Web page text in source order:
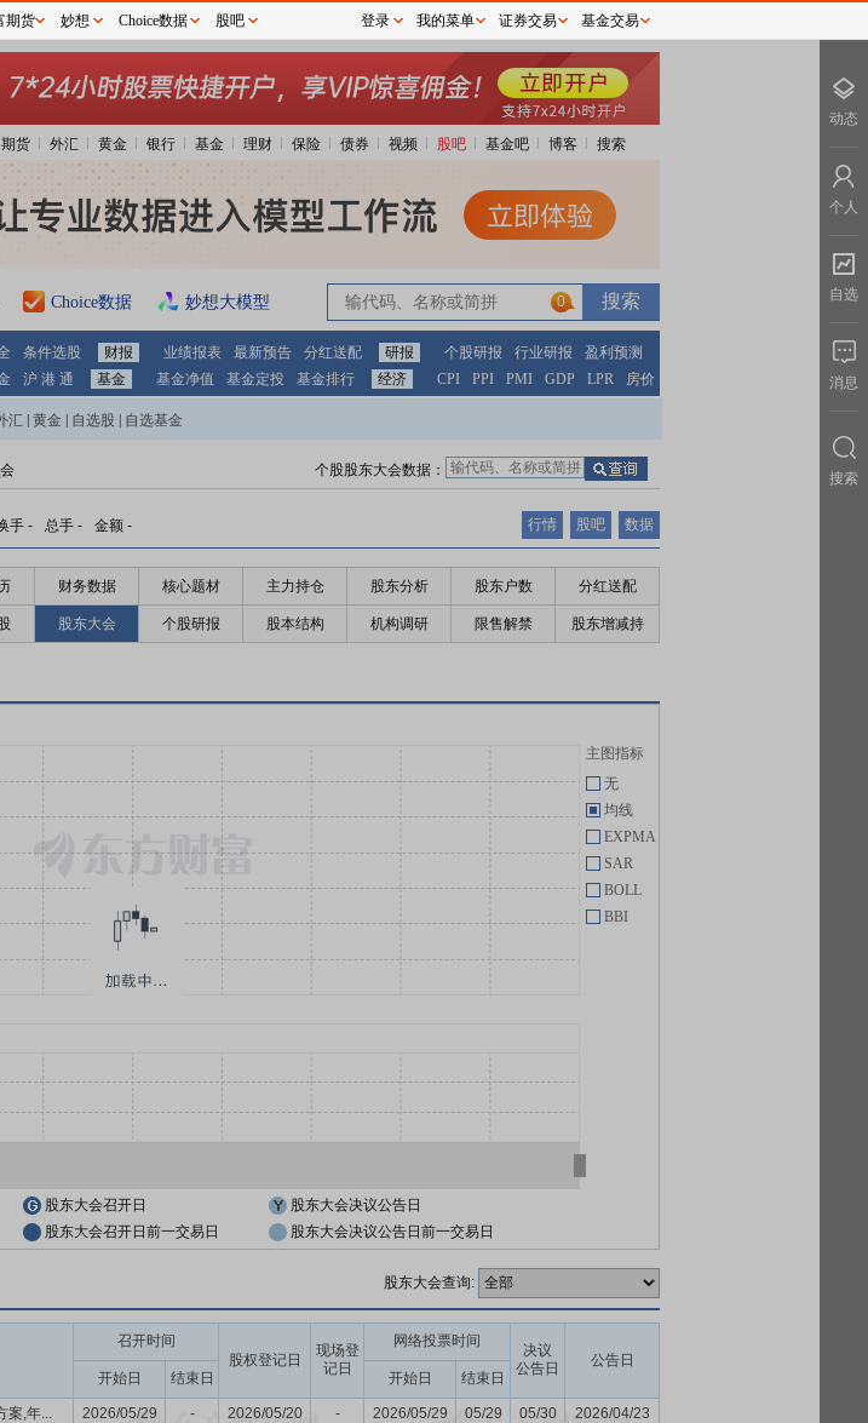
期货 外汇 黄金 银行 基金 理财 保险 债券 视频 股吧 基金吧 博客 搜索
Choice数据 妙想大模型 0
条件选股 财报 业绩报表 最新预告 分红送配 研报 个股研报 行业研报
盈利预测
沪 港 通 基金 基金净值 基金定投 基金排行 经济 CPI PPI PMI GDP LPR 房价
汇 黄金 自选股 自选基金
个股股东大会数据：
手 - 总手 - 金额 - 行情 股吧 数据
财务数据 核心题材 主力持仓 股东分析 股东户数 分红送配
股东大会 个股研报 股本结构 机构调研 限售解禁 股东增减持
主图指标
无
均线
EXPMA
SAR
BOLL
BBI
股东大会召开日
股东大会决议公告日
股东大会召开日前一交易日 股东大会决议公告日前一交易日
股东大会查询:
召开时间
股权登记日
现场登
记日
网络投票时间
决议
公告日
公告日
开始日
结束日 开始日 结束日
案,年... 2026/05/29 - 2026/05/20 - 2026/05/29 05/29 05/30
2026/04/23
期货 妙想 Choice数据 股吧 登录 我的菜单 证券交易 基金交易
动态
个人
自选
消息
搜索